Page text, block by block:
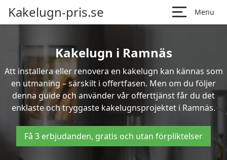
Kakelugn-pris.se Menu
Kakelugn i Ramnäs
Att installera eller renovera en kakelugn kan kännas som
en utmaning – särskilt i offertfasen. Men om du följer
denna guide och använder vår offerttjänst får du det
enklaste och tryggaste kakelugnsprojektet i Ramnäs.
Få 3 erbjudanden, gratis och utan förpliktelser